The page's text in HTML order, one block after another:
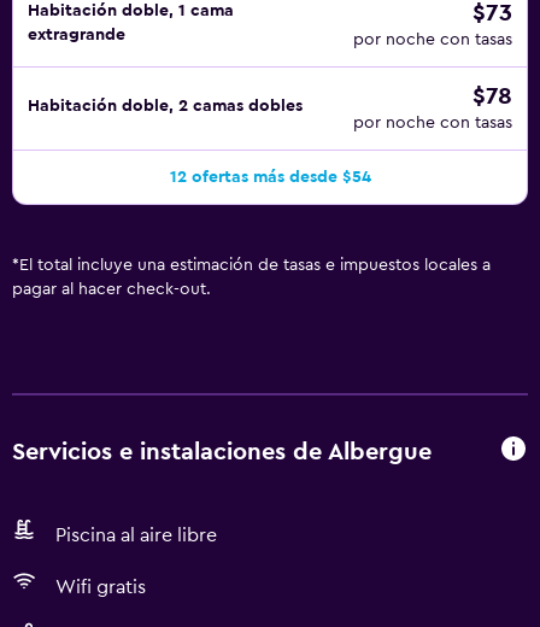
Habitación doble, 1 cama
extragrande
$73
por noche con tasas
Habitación doble, 2 camas dobles $78
por noche con tasas
12 ofertas más desde $54
* El total incluye una estimación de tasas e impuestos locales a
pagar al hacer check-out.
Servicios e instalaciones de Albergue
Piscina al aire libre
Wifi gratis